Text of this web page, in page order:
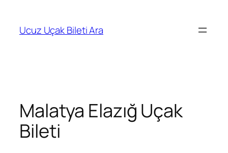
Ucuz Uçak Bileti Ara
Malatya Elazığ Uçak
Bileti